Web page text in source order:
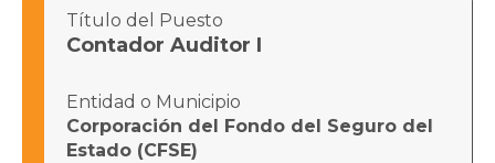
Título del Puesto
Contador Auditor I
Entidad o Municipio
Corporación del Fondo del Seguro del
Estado (CFSE)